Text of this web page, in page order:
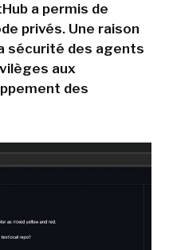
a permis de
privés. Une raison
sécurité des agents
aux
des